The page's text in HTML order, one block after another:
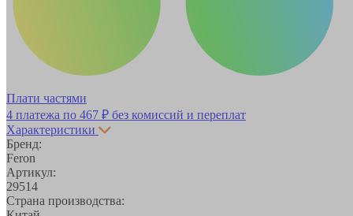
Плати частями
4 платежа по 467 ₽ без комиссий и переплат
Характеристики
Бренд:
Feron
Артикул:
29514
Страна производства: